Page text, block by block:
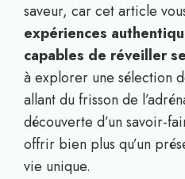
saveur, car cet article
expériences
capables de réveiller
à explorer une sélection
allant du frisson de
découverte d’un savoir-
offrir bien plus qu’un
vie unique.